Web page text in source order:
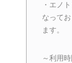
・エノ
なって
ます。
～利用